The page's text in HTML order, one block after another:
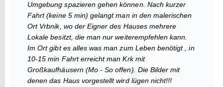
Umgebung spazieren gehen können. Nach kurzer
Fahrt (keine 5 min) gelangt man in den malerischen
Ort Vrbnik, wo der Eigner des Hauses mehrere
Lokale besitzt, die man nur weiterempfehlen kann.
Im Ort gibt es alles was man zum Leben benötigt , in
10-15 min Fahrt erreicht man Krk mit
Großkaufhäusern (Mo - So offen). Die Bilder mit
denen das Haus vorgestellt wird lügen nicht!!!